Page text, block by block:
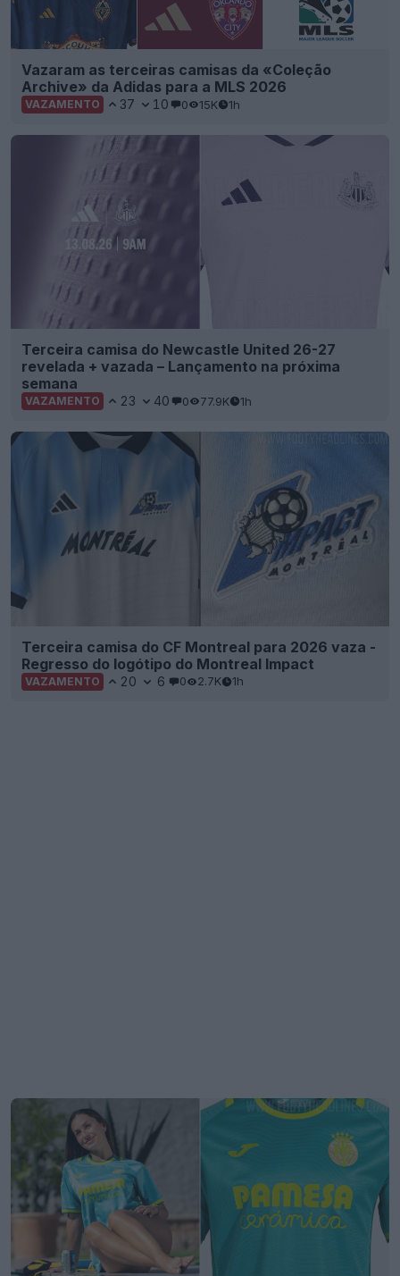
Vazaram as terceiras camisas da «Coleção
Archive» da Adidas para a MLS 2026
VAZAMENTO 37 10 0 15K 1h
Terceira camisa do Newcastle United 26-27
revelada + vazada – Lançamento na próxima
semana
VAZAMENTO 23 40 0 77.9K 1h
Terceira camisa do CF Montreal para 2026 vaza -
Regresso do logótipo do Montreal Impact
VAZAMENTO 20 6 0 2.7K 1h